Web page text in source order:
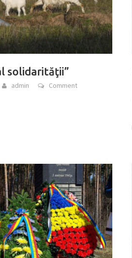
solidarităţii”
admin Comment